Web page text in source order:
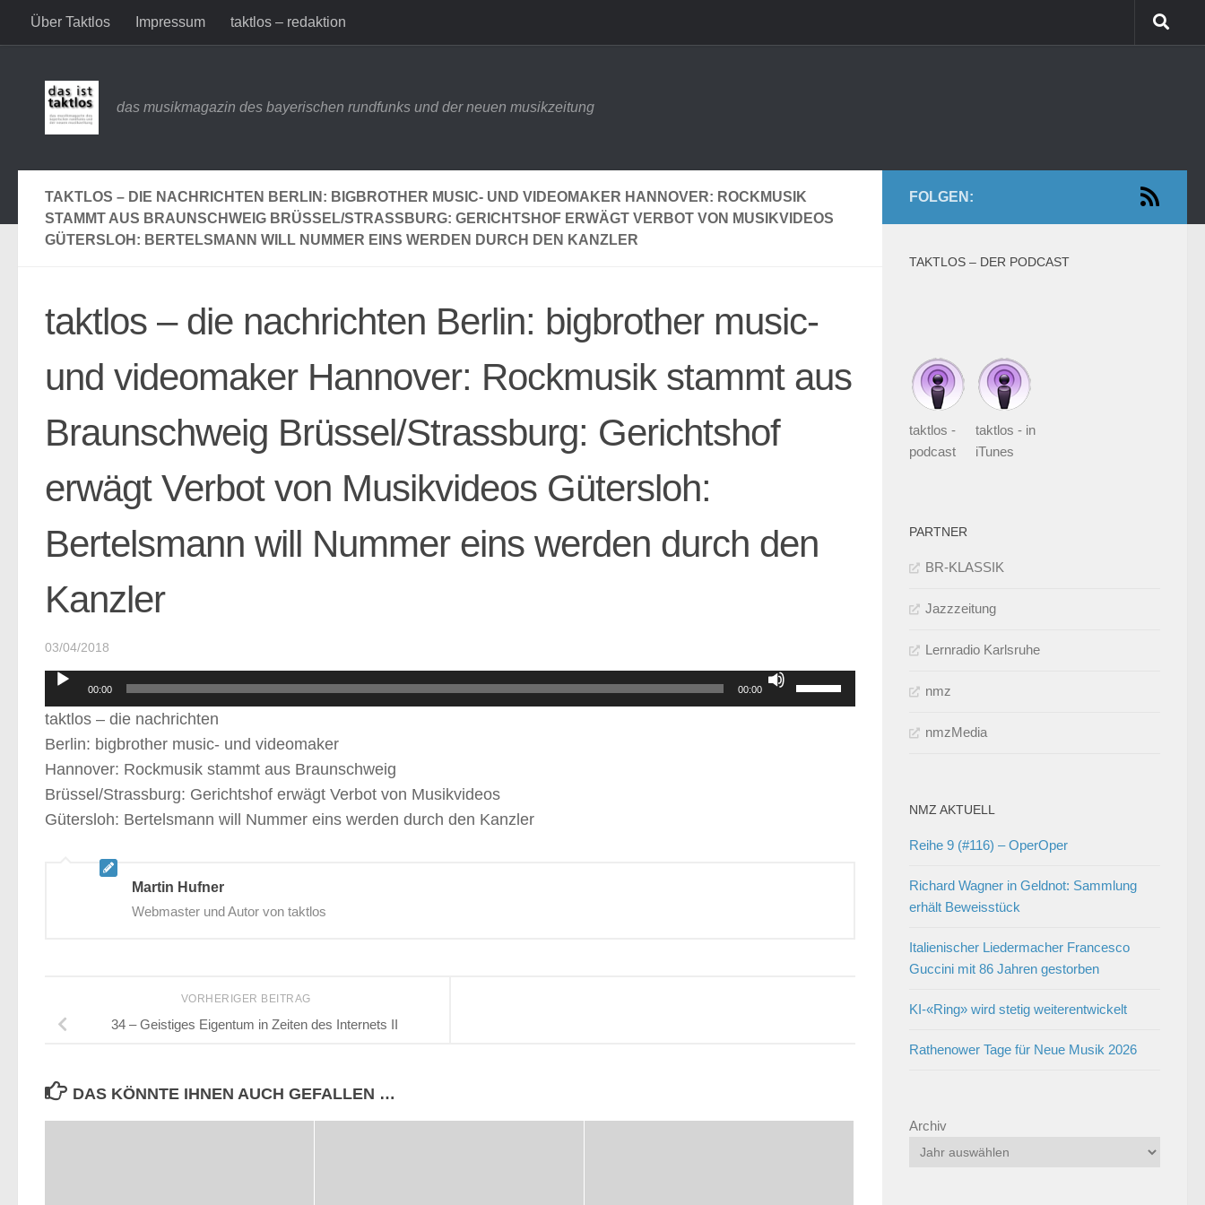
Zum Inhalt springen
Über Taktlos Impressum taktlos – redaktion
das musikmagazin des bayerischen rundfunks und der neuen musikzeitung
TAKTLOS – DIE NACHRICHTEN BERLIN: BIGBROTHER MUSIC- UND VIDEOMAKER HANNOVER: ROCKMUSIK
STAMMT AUS BRAUNSCHWEIG BRÜSSEL/STRASSBURG: GERICHTSHOF ERWÄGT VERBOT VON MUSIKVIDEOS
GÜTERSLOH: BERTELSMANN WILL NUMMER EINS WERDEN DURCH DEN KANZLER
taktlos – die nachrichten Berlin: bigbrother music-
und videomaker Hannover: Rockmusik stammt aus
Braunschweig Brüssel/Strassburg: Gerichtshof
erwägt Verbot von Musikvideos Gütersloh:
Bertelsmann will Nummer eins werden durch den
Kanzler
03/04/2018
Audio-
Player
00:00 00:00
Pfeiltasten
Hoch/Runter
taktlos – die nachrichten
Berlin: bigbrother music- und videomaker
Hannover: Rockmusik stammt aus Braunschweig
Brüssel/Strassburg: Gerichtshof erwägt Verbot von Musikvideos
Gütersloh: Bertelsmann will Nummer eins werden durch den Kanzler
Martin Hufner
Webmaster und Autor von taktlos
VORHERIGER BEITRAG
34 – Geistiges Eigentum in Zeiten des Internets II
DAS KÖNNTE IHNEN AUCH GEFALLEN …
FOLGEN:
TAKTLOS – DER PODCAST
taktlos -
podcast
taktlos - in
iTunes
PARTNER
BR-KLASSIK
Jazzzeitung
Lernradio Karlsruhe
nmz
nmzMedia
NMZ AKTUELL
Reihe 9 (#116) – OperOper
Richard Wagner in Geldnot: Sammlung
erhält Beweisstück
Italienischer Liedermacher Francesco
Guccini mit 86 Jahren gestorben
KI-«Ring» wird stetig weiterentwickelt
Rathenower Tage für Neue Musik 2026
Archiv